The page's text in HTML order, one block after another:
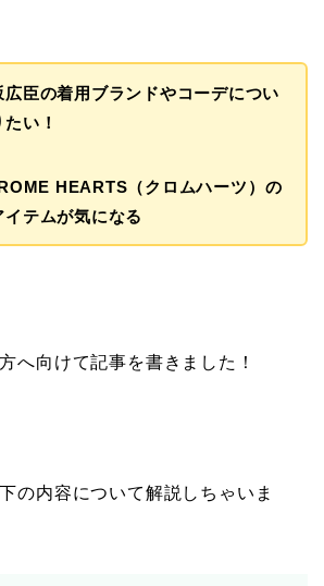
広臣の着用ブランドやコーデについ
い！
HEARTS（クロムハーツ）の
イテムが気になる
へ向けて記事を書きました！
の内容について解説しちゃいま